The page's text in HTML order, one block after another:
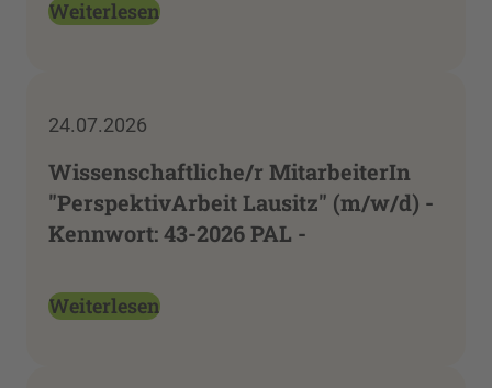
Weiterlesen
24.07.2026
Wissenschaftliche/r MitarbeiterIn
"PerspektivArbeit Lausitz" (m/w/d) -
Kennwort: 43-2026 PAL -
Weiterlesen